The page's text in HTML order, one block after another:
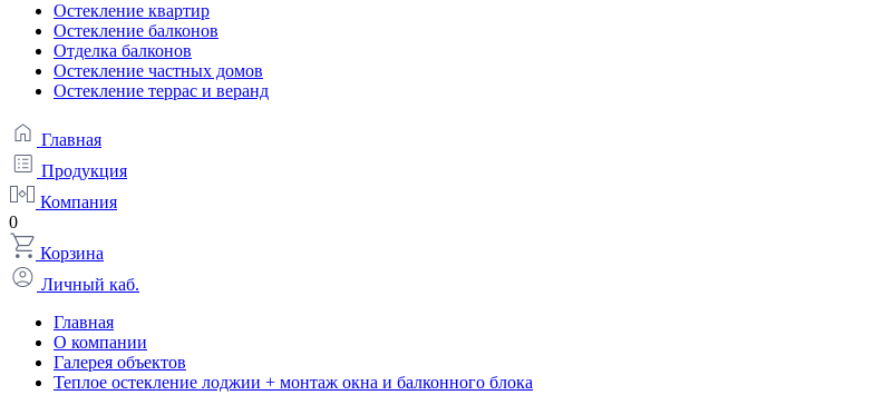
Остекление квартир
Остекление балконов
Отделка балконов
Остекление частных домов
Остекление террас и веранд
Главная
Продукция
Компания
0
Корзина
Личный каб.
Главная
О компании
Галерея объектов
Теплое остекление лоджии + монтаж окна и балконного блока